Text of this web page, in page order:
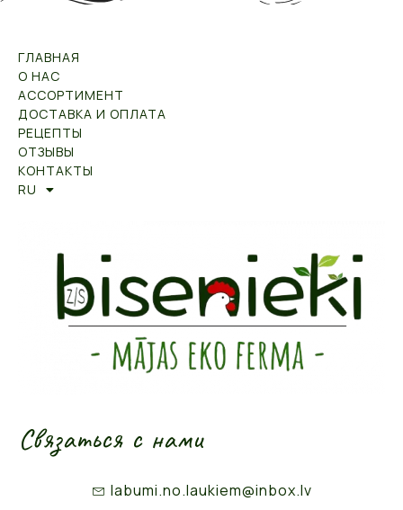
ГЛАВНАЯ
О НАС
АССОРТИМЕНТ
ДОСТАВКА И ОПЛАТА
РЕЦЕПТЫ
ОТЗЫВЫ
КОНТАКТЫ
RU
Связаться с нами
labumi.no.laukiem@inbox.lv